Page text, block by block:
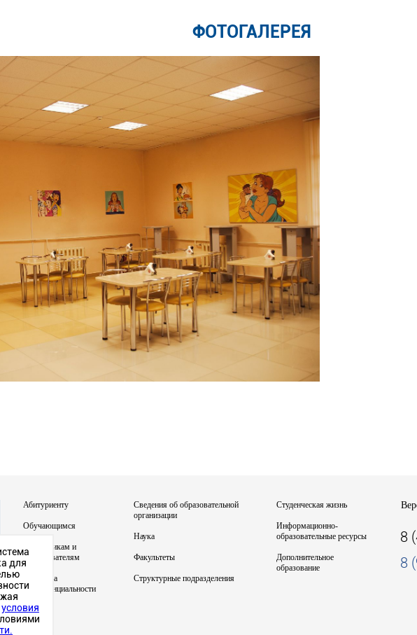
ФОТОГАЛЕРЕЯ
Абитуриенту
Обучающимся
Сотрудникам и
преподавателям
Политика
конфиденциальности
Сведения об образовательной
организации
Наука
Факультеты
Структурные подразделения
Студенческая жизнь
Информационно-
образовательные ресурсы
Дополнительное
образование
8
8
для
условия